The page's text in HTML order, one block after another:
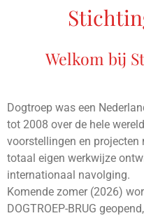
Welkom bij
Dogtroep was een
tot 2008 over de hele
voorstellingen en projecten
totaal eigen werkwijze
internationaal navolging.
Komende zomer (2026)
DOGTROEP-BRUG